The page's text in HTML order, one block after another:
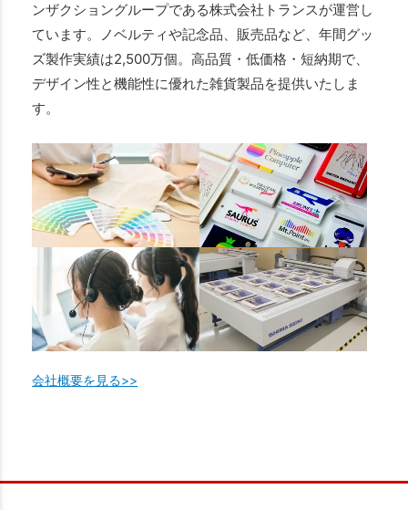
ンザクショングループである株式会社トランスが運営し
ています。ノベルティや記念品、販売品など、年間グッ
ズ製作実績は2,500万個。高品質・低価格・短納期で、
デザイン性と機能性に優れた雑貨製品を提供いたしま
す。
会社概要を見る>>